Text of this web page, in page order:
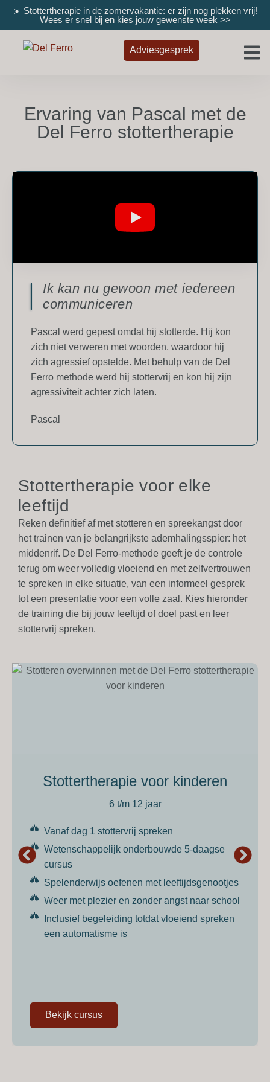
☀️ Stottertherapie in de zomervakantie: er zijn nog plekken vrij!
Wees er snel bij en kies jouw gewenste week >>
Adviesgesprek
Ervaring van Pascal met de
Del Ferro stottertherapie
Ik kan nu gewoon met iedereen
communiceren
Pascal werd gepest omdat hij stotterde. Hij kon
zich niet verweren met woorden, waardoor hij
zich agressief opstelde. Met behulp van de Del
Ferro methode werd hij stottervrij en kon hij zijn
agressiviteit achter zich laten.
Pascal
Stottertherapie voor elke
leeftijd
Reken definitief af met stotteren en spreekangst door
het trainen van je belangrijkste ademhalingsspier: het
middenrif. De Del Ferro-methode geeft je de controle
terug om weer volledig vloeiend en met zelfvertrouwen
te spreken in elke situatie, van een informeel gesprek
tot een presentatie voor een volle zaal. Kies hieronder
de training die bij jouw leeftijd of doel past en leer
stottervrij spreken.
Stottertherapie voor kinderen
6 t/m 12 jaar
Vanaf dag 1 stottervrij spreken
Wetenschappelijk onderbouwde 5-daagse
cursus
Spelenderwijs oefenen met leeftijdsgenootjes
Weer met plezier en zonder angst naar school
Inclusief begeleiding totdat vloeiend spreken
een automatisme is
Bekijk cursus